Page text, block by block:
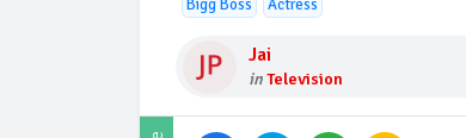
Bigg Boss Actress
Jai
inTelevision